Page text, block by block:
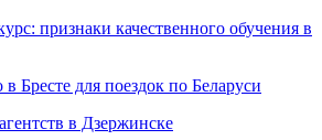
признаки качественного обучения в
Бресте для поездок по Беларуси
в Дзержинске